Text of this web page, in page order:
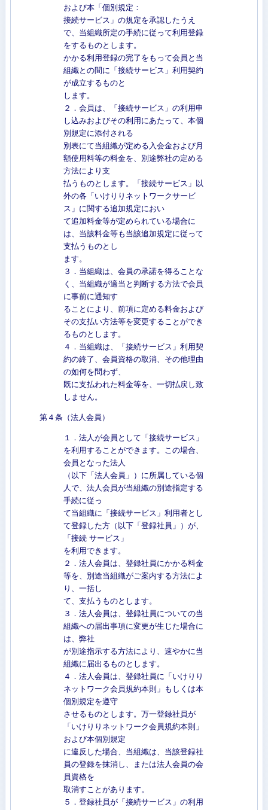
および本「個別規定：
接続サービス」の規定を承認したうえ
で、当組織所定の手続に従って利用登録
をするものとします。
かかる利用登録の完了をもって会員と当
組織との間に「接続サービス」利用契約
が成立するものと
します。
２．会員は、「接続サービス」の利用申
し込みおよびその利用にあたって、本個
別規定に添付される
別表にて当組織が定める入会金および月
額使用料等の料金を、別途弊社の定める
方法により支
払うものとします。「接続サービス」以
外の各「いけりりネットワークサービ
ス」に関する追加規定におい
て追加料金等が定められている場合に
は、当該料金等も当該追加規定に従って
支払うものとし
ます。
３．当組織は、会員の承諾を得ることな
く、当組織が適当と判断する方法で会員
に事前に通知す
ることにより、前項に定める料金および
その支払い方法等を変更することができ
るものとします。
４．当組織は、「接続サービス」利用契
約の終了、会員資格の取消、その他理由
の如何を問わず、
既に支払われた料金等を、一切払戻し致
しません。
第４条（法人会員）
１．法人が会員として「接続サービス」
を利用することができます。この場合、
会員となった法人
（以下「法人会員」）に所属している個
人で、法人会員が当組織の別途指定する
手続に従っ
て当組織に「接続サービス」利用者とし
て登録した方（以下「登録社員」）が、
「接続 サービス」
を利用できます。
２．法人会員は、登録社員にかかる料金
等を、別途当組織がご案内する方法によ
り、一括し
て、支払うものとします。
３．法人会員は、登録社員についての当
組織への届出事項に変更が生じた場合に
は、弊社
が別途指示する方法により、速やかに当
組織に届出るものとします。
４．法人会員は、登録社員に「いけりり
ネットワーク会員規約本則」もしくは本
個別規定を遵守
させるものとします。万一登録社員が
「いけりりネットワーク会員規約本則」
および本個別規定
に違反した場合、当組織は、当該登録社
員の登録を抹消し、または法人会員の会
員資格を
取消すことがあります。
５．登録社員が「接続サービス」の利用